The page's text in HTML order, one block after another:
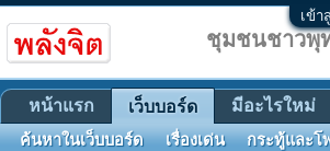
เข้า
ชุมชนชาวพุ
หน้าแรก เว็บบอร์ด
ค้นหาในเว็บบอร์ด เรื่องเด่น กระทู้และโ
มีอะไรใหม่